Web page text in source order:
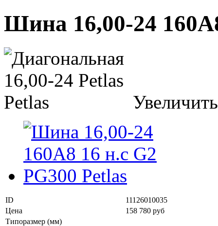
Шина 16,00-24
Увеличить
ID
11126010035
Цена
158 780 руб
Типоразмер (мм)